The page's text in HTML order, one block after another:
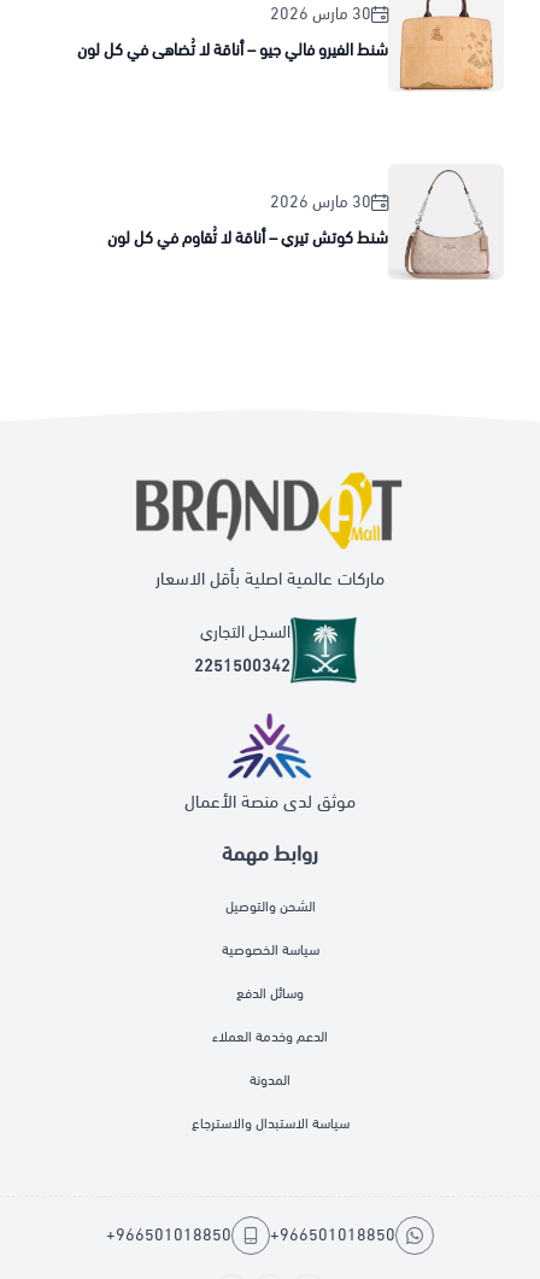
30 مارس 2026
شنط الفيرو فالي جيو – أناقة لا تُضاهى في كل لون
30 مارس 2026
شنط كوتش تيري – أناقة لا تُقاوم في كل لون
روابط مهمة
الشحن والتوصيل
سياسة الخصوصية
وسائل الدفع
الدعم وخدمة العملاء
المدونة
سياسة الاستبدال والاسترجاع
ماركات عالمية اصلية بأقل الاسعار
السجل التجاري
2251500342
موثق لدى منصة الأعمال
+966501018850
+966501018850